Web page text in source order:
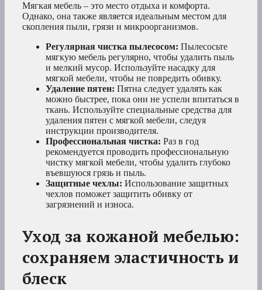
Мягкая мебель – это место отдыха и комфорта.
Однако, она также является идеальным местом для
скопления пыли, грязи и микроорганизмов.
Регулярная чистка пылесосом: Пылесосьте
мягкую мебель регулярно, чтобы удалить пыль
и мелкий мусор. Используйте насадку для
мягкой мебели, чтобы не повредить обивку.
Удаление пятен: Пятна следует удалять как
можно быстрее, пока они не успели впитаться в
ткань. Используйте специальные средства для
удаления пятен с мягкой мебели, следуя
инструкции производителя.
Профессиональная чистка: Раз в год
рекомендуется проводить профессиональную
чистку мягкой мебели, чтобы удалить глубоко
въевшуюся грязь и пыль.
Защитные чехлы: Использование защитных
чехлов поможет защитить обивку от
загрязнений и износа.
Уход за кожаной мебелью:
сохраняем эластичность и
блеск